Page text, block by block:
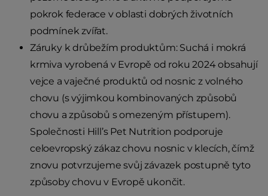
pokrok federace v oblasti dobrých životních
podmínek zvířat.
Záruky k drůbežím produktům: Suchá i mokrá
krmiva vyrobená v Evropě od roku 2024 obsahují
vejce a vaječné produktů od nosnic z volného
chovu (s výjimkou kombinovaných způsobů
chovu a způsobů s omezeným přístupem).
Společnosti Hill’s Pet Nutrition podporuje
celoevropský zákaz chovu nosnic v klecích, čímž
znovu potvrzujeme svůj závazek postupně tyto
způsoby chovu v Evropě ukončit.